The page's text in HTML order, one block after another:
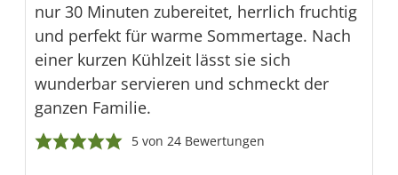
nur 30 Minuten zubereitet, herrlich fruchtig
und perfekt für warme Sommertage. Nach
einer kurzen Kühlzeit lässt sie sich
wunderbar servieren und schmeckt der
ganzen Familie.
5von 24Bewertungen